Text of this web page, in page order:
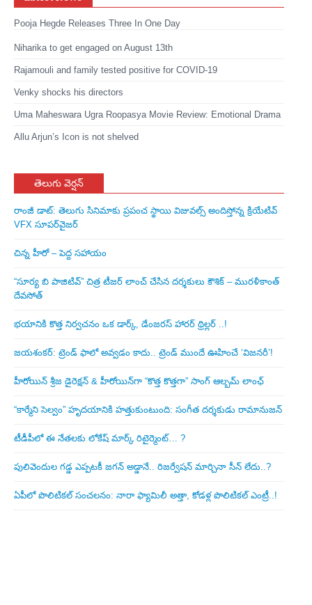
Pooja Hegde Releases Three In One Day
Niharika to get engaged on August 13th
Rajamouli and family tested positive for COVID-19
Venky shocks his directors
Uma Maheswara Ugra Roopasya Movie Review: Emotional Drama
Allu Arjun’s Icon is not shelved
తెలుగు వెర్షన్
రాంజీ డాట్: తెలుగు సినిమాకు ప్రపంచ స్థాయి విజువల్స్ అందిస్తోన్న క్రియేటివ్
VFX సూపర్‌వైజర్
చిన్న హీరో – పెద్ద సహాయం
“సూర్య బి పాజిటివ్” చిత్ర టీజర్ లాంచ్ చేసిన‌ దర్శకులు కౌశిక్ – మురళీకాంత్
దేవసోత్
భయానికి కొత్త నిర్వచనం ఒక డార్క్, డేంజరస్ హారర్ థ్రిల్లర్ ..!
జయశంకర్: ట్రెండ్‌ ఫాలో అవ్వడం కాదు.. ట్రెండ్‌ ముందే ఊహించే ‘విజనరీ’!
హీరోయిన్ శ్రీజ డైరెక్ష‌న్ & హీరోయిన్‌గా “కొత్త కొత్తగా” సాంగ్ ఆల్బమ్ లాంఛ్
“కార్మేని సెల్వం” హృదయానికి హత్తుకుంటుంది: సంగీత దర్శకుడు రామానుజన్
టీడీపీలో ఈ నేత‌ల‌కు లోకేష్ మార్క్ రిటైర్మెంట్‌… ?
పులివెందుల గ‌డ్డ ఎప్ప‌ట‌కీ జ‌గ‌న్ అడ్డానే.. రిజ‌ర్వేష‌న్ మార్చినా సీన్ లేదు..?
ఏపీలో పొలిటిక‌ల్ సంచ‌ల‌నం: నారా ఫ్యామిలీ అత్తా, కోడ‌ళ్ల పొలిటికల్ ఎంట్రీ..!